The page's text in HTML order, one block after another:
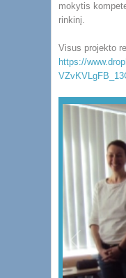
mokytis
rinkinį.
Visus projekto
https://